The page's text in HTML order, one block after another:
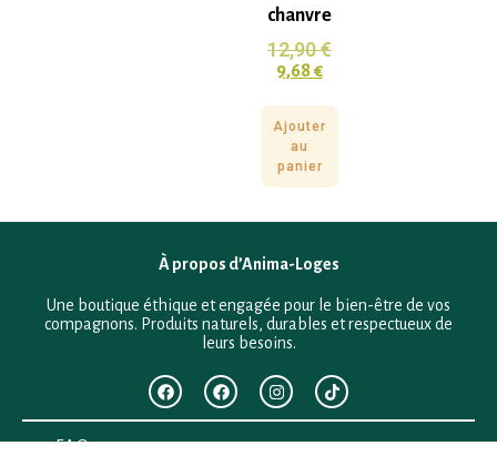
chanvre
12,90€
9,68€
Ajouter
au
panier
À propos d’Anima-Loges
Une boutique éthique et engagée pour le bien-être de vos
compagnons. Produits naturels, durables et respectueux de
leurs besoins.
F.A.Q